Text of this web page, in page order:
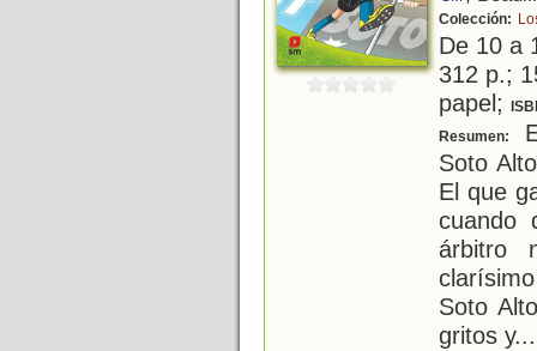
Colección:
De 10 a
312 p.;
papel;
Resumen:
Soto
El que
cuando
árbitro
Soto
gritos y...